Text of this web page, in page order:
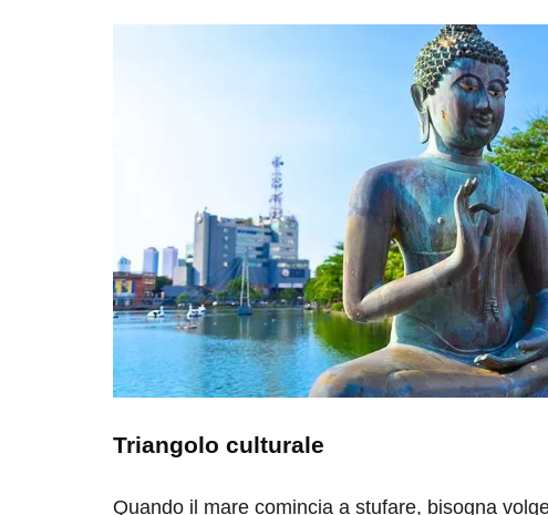
Triangolo culturale
Quando il mare comincia a stufare, bisogna